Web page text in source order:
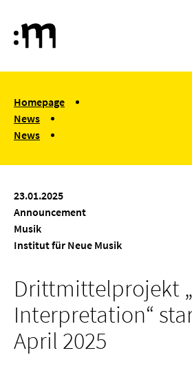
Cologne University of Music and Dance
You are here:
Homepage
News
News
Drittmittelprojekt „Postdigital
23.01.2025
Announcement
Musik
Institut für Neue Musik
Drittmittelprojekt
Interpretation“
April 2025